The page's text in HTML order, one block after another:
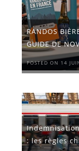
RANDOS
GUIDE DE
POSTED ON 14
: les règles